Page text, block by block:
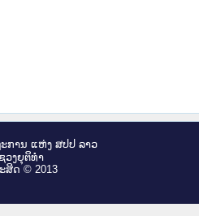
ການ ແຫ່ງ ສ​ປ​ປ ລາວ
ວງຍຸ​ຕິ​ທຳ
ສິດ © 2013